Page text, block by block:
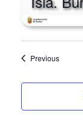
PreviousEvents